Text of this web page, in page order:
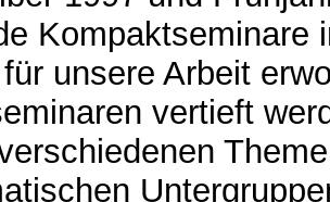
Kompaktseminare
unsere Arbeit
vertieft